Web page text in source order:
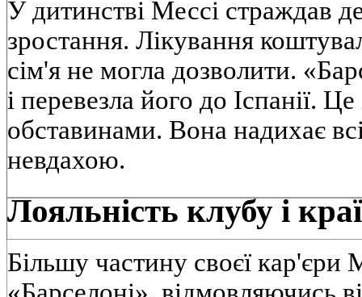
У дитинстві Мессі страждав
зростання. Лікування
сім'я не могла дозволити.
і перевезла його до Іспанії.
обставинами. Вона надихає
невдахою.
Лояльність клубу і
Більшу частину своєї кар'єри